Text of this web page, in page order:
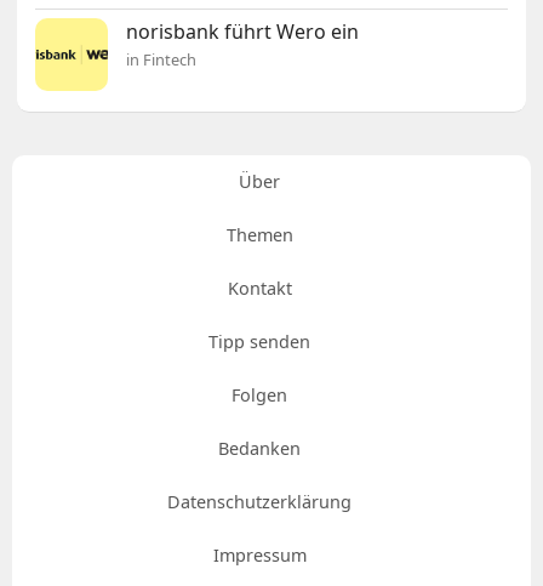
norisbank führt Wero ein
in Fintech
Über
Themen
Kontakt
Tipp senden
Folgen
Bedanken
Datenschutzerklärung
Impressum